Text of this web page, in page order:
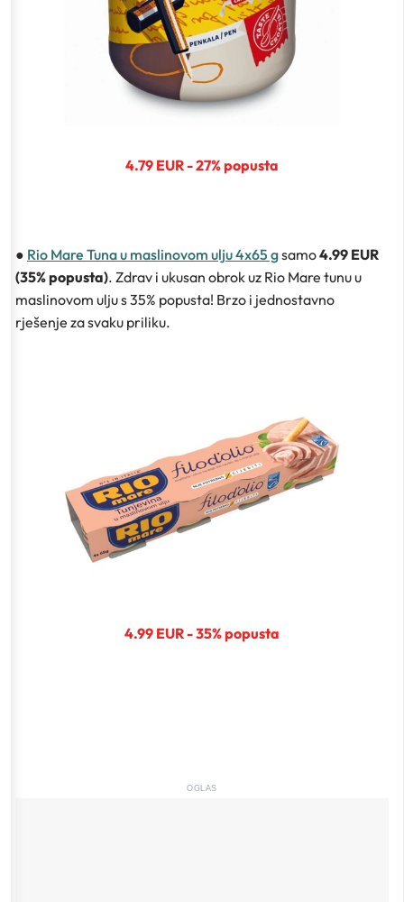
4.79 EUR - 27% popusta
● Rio Mare Tuna u maslinovom ulju 4x65 gsamo4.99 EUR
(35% popusta). Zdrav i ukusan obrok uz Rio Mare tunu u
maslinovom ulju s 35% popusta! Brzo i jednostavno
rješenje za svaku priliku.
4.99 EUR - 35% popusta
OGLAS